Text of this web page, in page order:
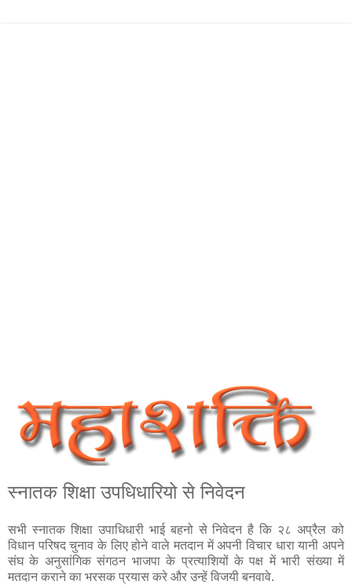
स्नातक शिक्षा उपधिधारियो से निवेदन
सभी स्नातक शिक्षा उपाधिधारी भाई बहनो से निवेदन है कि २८ अप्रैल को
विधान परिषद चुनाव के लिए होने वाले मतदान में अपनी विचार धारा यानी अपने
संघ के अनुसांगिक संगठन भाजपा के प्रत्याशियों के पक्ष में भारी संख्या में
मतदान कराने का भरसक प्रयास करे और उन्हें विजयी बनवावे.